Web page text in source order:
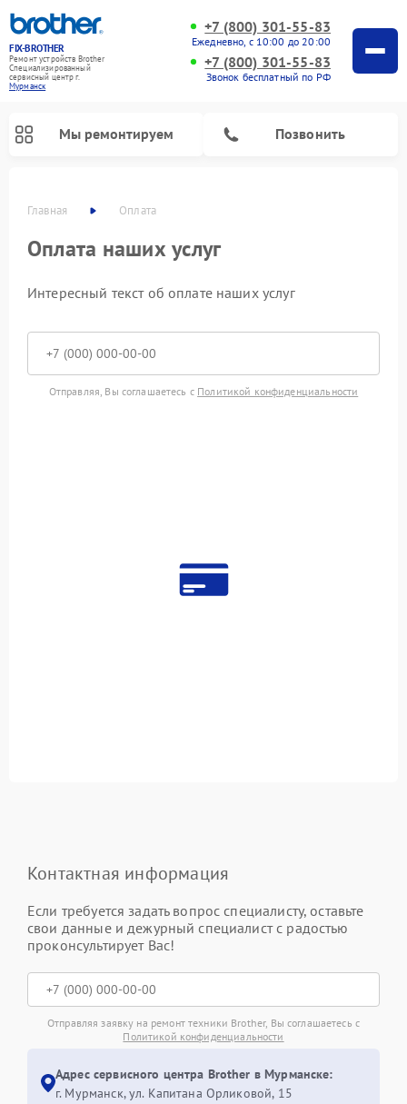
FIX-BROTHER
Ремонт устройств Brother
Специализированный
cервисный центр г.
Мурманск
+7 (800) 301-55-83
Ежедневно, с 10:00 до 20:00
+7 (800) 301-55-83
Звонок бесплатный по РФ
Мы ремонтируем Позвонить
Главная Оплата
Оплата наших услуг
Интересный текст об оплате наших услуг
Отправляя, Вы соглашаетесь с Политикой конфиденциальности
Контактная информация
Если требуется задать вопрос специалисту, оставьте
свои данные и дежурный специалист с радостью
проконсультирует Вас!
Отправляя заявку на ремонт техники Brother, Вы соглашаетесь с
Политикой конфиденциальности
Адрес сервисного центра Brother в Мурманске:
г. Мурманск, ул. Капитана Орликовой, 15